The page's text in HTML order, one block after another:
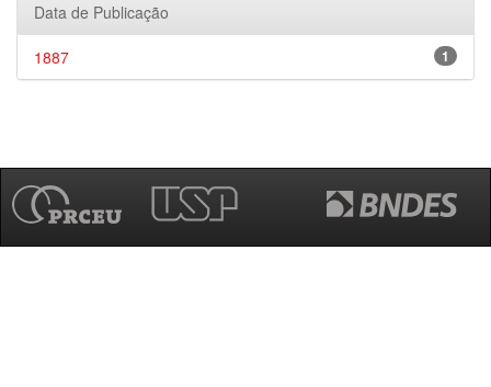
Data de Publicação
1
1887